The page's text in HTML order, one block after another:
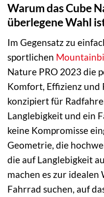
Warum das Cube
überlegene Wahl
Im Gegensatz zu
sportlichen
Nature PRO 2023 die
Komfort, Effizienz und
konzipiert für
Langlebigkeit und ein
keine Kompromisse
Geometrie, die
die auf Langlebigkeit
machen es zur idealen
Fahrrad suchen, auf